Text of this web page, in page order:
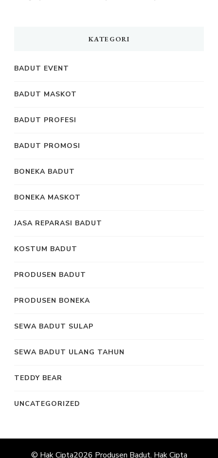
KATEGORI
BADUT EVENT
BADUT MASKOT
BADUT PROFESI
BADUT PROMOSI
BONEKA BADUT
BONEKA MASKOT
JASA REPARASI BADUT
KOSTUM BADUT
PRODUSEN BADUT
PRODUSEN BONEKA
SEWA BADUT SULAP
SEWA BADUT ULANG TAHUN
TEDDY BEAR
UNCATEGORIZED
© Hak Cipta2026 Produsen Badut. Hak Cipta